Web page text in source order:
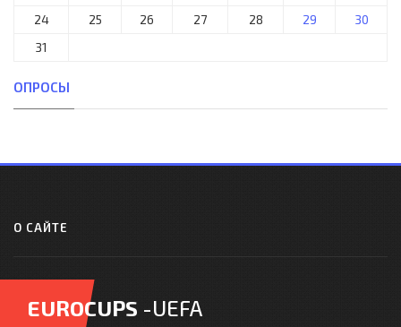
24
25 26 27 28 29
30
31
ОПРОСЫ
О САЙТЕ
EUROCUPS -UEFA